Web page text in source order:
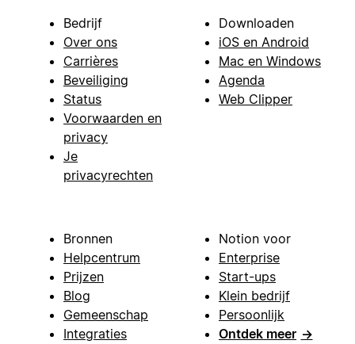
Bedrijf
Over ons
Carrières
Beveiliging
Status
Voorwaarden en
privacy
Je
privacyrechten
Downloaden
iOS en Android
Mac en Windows
Agenda
Web Clipper
Bronnen
Helpcentrum
Prijzen
Blog
Gemeenschap
Integraties
Notion voor
Enterprise
Start-ups
Klein bedrijf
Persoonlijk
Ontdek meer →